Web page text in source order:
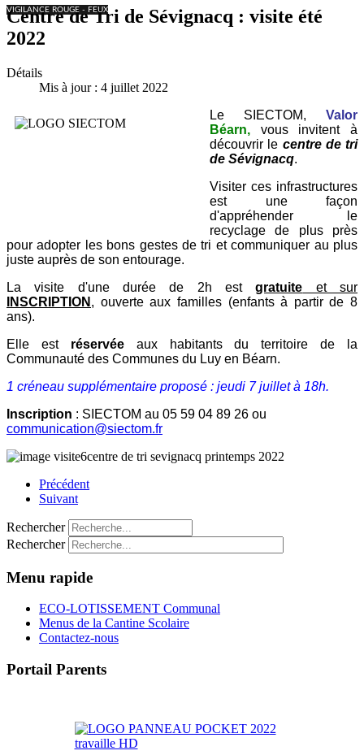
VIGILANCE ROUGE - FEUX
Centre de Tri de Sévignacq : visite été
2022
Détails
Mis à jour : 4 juillet 2022
Le SIECTOM, Valor
Béarn, vous invitent à
découvrir le centre de tri
de Sévignacq.
Visiter ces infrastructures
est une façon
d'appréhender le
recyclage de plus près
pour adopter les bons gestes de tri et communiquer au plus
juste auprès de son entourage.
La visite d'une durée de 2h estgratuite et sur
INSCRIPTION , ouverte aux familles (enfants à partir de 8
ans).
Elle est réservéeaux habitants du territoire de la
Communauté des Communes du Luy en Béarn.
1 créneau supplémentaire proposé : jeudi 7 juillet à 18h.
Inscription : SIECTOM au 05 59 04 89 26 ou
communication@siectom.fr
Précédent
Suivant
Rechercher
Rechercher
Menu rapide
ECO-LOTISSEMENT Communal
Menus de la Cantine Scolaire
Contactez-nous
Portail Parents